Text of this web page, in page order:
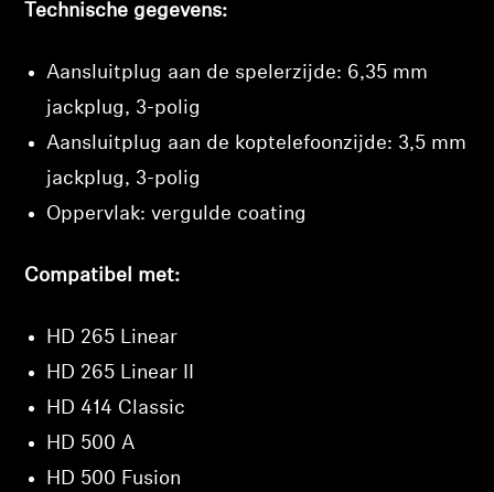
Technische gegevens:
Aansluitplug aan de spelerzijde: 6,35 mm
jackplug, 3-polig
Aansluitplug aan de koptelefoonzijde: 3,5 mm
jackplug, 3-polig
Oppervlak: vergulde coating
Compatibel met:
HD 265 Linear
HD 265 Linear II
HD 414 Classic
HD 500 A
HD 500 Fusion
Inloggen vereist
Meld u aan bij uw account om producten aan uw